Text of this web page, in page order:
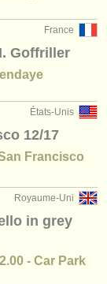
France
Goffriller
États-Unis
12/17
Francisco
Royaume-Uni
in grey
- Car Park